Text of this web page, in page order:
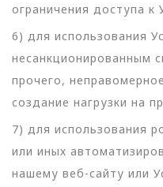
ограничения доступа к
6) для использования
несанкционированным
прочего,
создание нагрузки на
7) для использования
или иных
нашему веб-сайту или